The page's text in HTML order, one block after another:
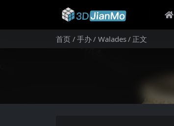
首页 手办 Walades 正文